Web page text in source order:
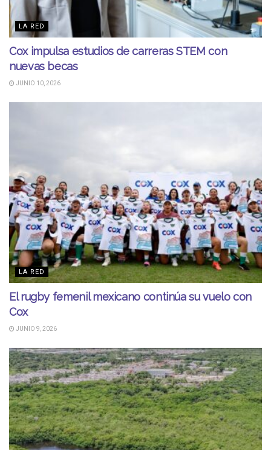
LA RED
Cox impulsa estudios de carreras STEM con
nuevas becas
JUNIO 10, 2026
LA RED
El rugby femenil mexicano continúa su vuelo con
Cox
JUNIO 9, 2026